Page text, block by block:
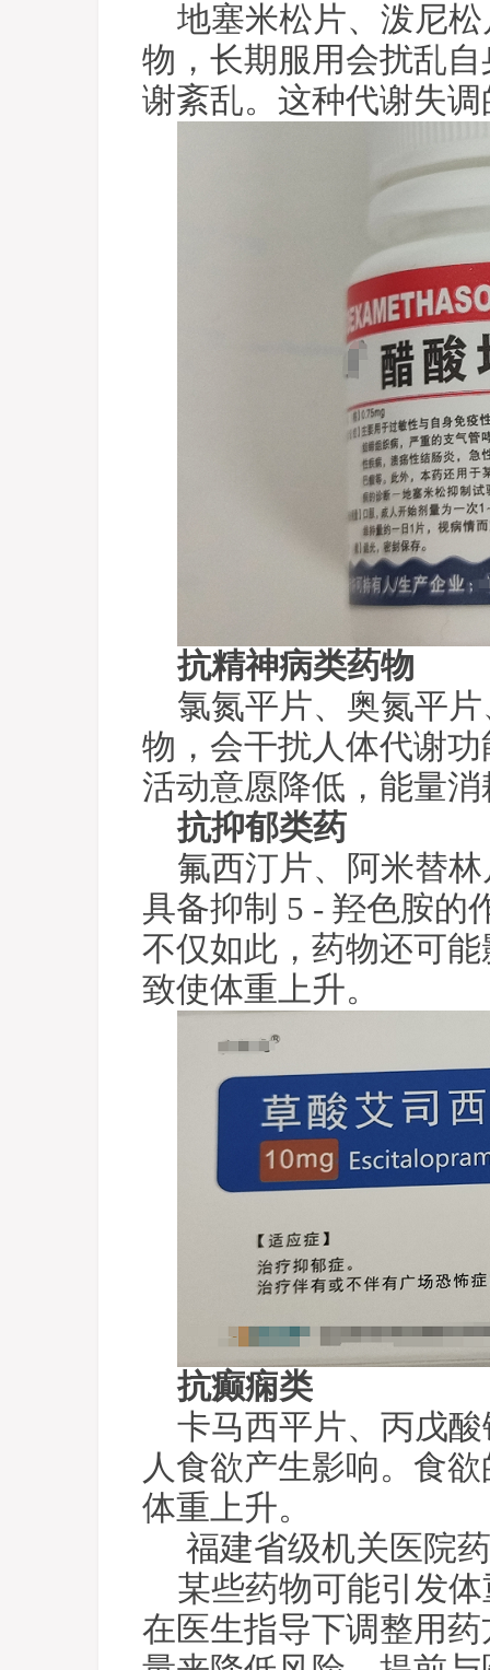
地塞米松片、泼尼
物，长期服用会扰乱
谢紊乱。这种代谢失
抗精神病类药物
氯氮平片、奥氮平
物，会干扰人体代谢
活动意愿降低，能量
抗抑郁类药
氟西汀片、阿米替
具备抑制 5 - 羟色胺的
不仅如此，药物还可
致使体重上升。
抗癫痫类
卡马西平片、丙戊
人食欲产生影响。食
体重上升。
福建省级机关医院
某些药物可能引发
在医生指导下调整用